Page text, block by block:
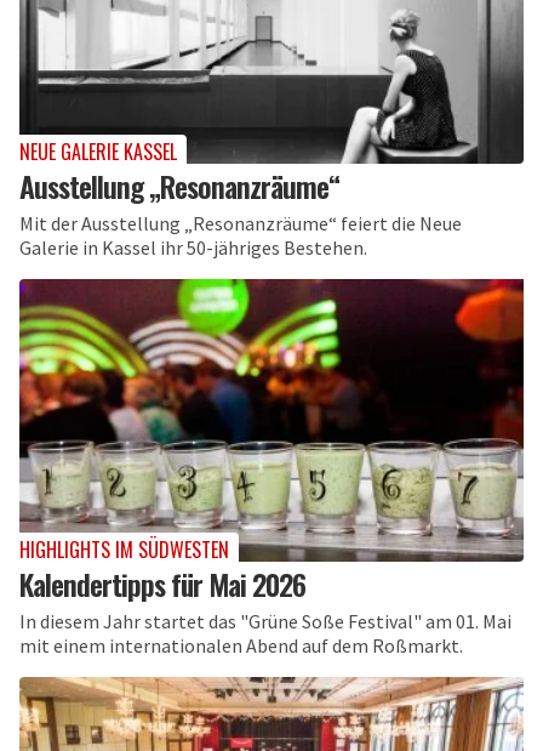
NEUE GALERIE KASSEL
Ausstellung „Resonanzräume“
Mit der Ausstellung „Resonanzräume“ feiert die Neue
Galerie in Kassel ihr 50-jähriges Bestehen.
HIGHLIGHTS IM SÜDWESTEN
Kalendertipps für Mai 2026
In diesem Jahr startet das "Grüne Soße Festival" am 01. Mai
mit einem internationalen Abend auf dem Roßmarkt.